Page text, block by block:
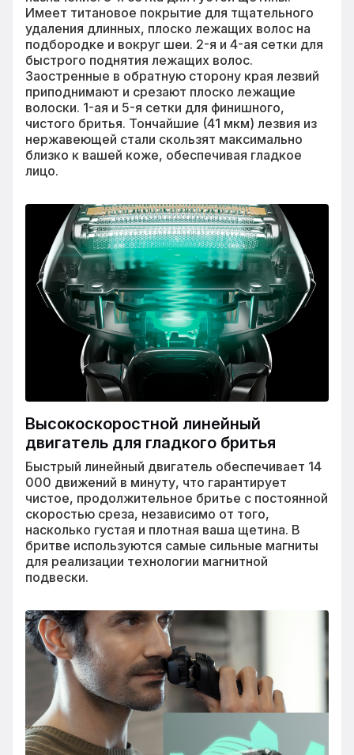
Имеет титановое покрытие для тщательного
удаления длинных, плоско лежащих волос на
подбородке и вокруг шеи. 2-я и 4-ая сетки для
быстрого поднятия лежащих волос.
Заостренные в обратную сторону края лезвий
приподнимают и срезают плоско лежащие
волоски. 1-ая и 5-я сетки для финишного,
чистого бритья. Тончайшие (41 мкм) лезвия из
нержавеющей стали скользят максимально
близко к вашей коже, обеспечивая гладкое
лицо.
Высокоскоростной линейный
двигатель для гладкого бритья
Быстрый линейный двигатель обеспечивает 14
000 движений в минуту, что гарантирует
чистое, продолжительное бритье с постоянной
скоростью среза, независимо от того,
насколько густая и плотная ваша щетина. В
бритве используются самые сильные магниты
для реализации технологии магнитной
подвески.